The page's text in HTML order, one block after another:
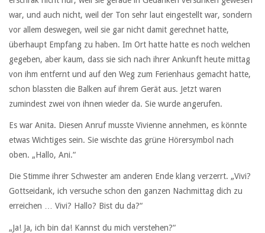
war, und auch nicht, weil der Ton sehr laut eingestellt war, sondern
vor allem deswegen, weil sie gar nicht damit gerechnet hatte,
überhaupt Empfang zu haben. Im Ort hatte hatte es noch welchen
gegeben, aber kaum, dass sie sich nach ihrer Ankunft heute mittag
von ihm entfernt und auf den Weg zum Ferienhaus gemacht hatte,
schon blassten die Balken auf ihrem Gerät aus. Jetzt waren
zumindest zwei von ihnen wieder da. Sie wurde angerufen.
Es war Anita. Diesen Anruf musste Vivienne annehmen, es könnte
etwas Wichtiges sein. Sie wischte das grüne Hörersymbol nach
oben. „Hallo, Ani.“
Die Stimme ihrer Schwester am anderen Ende klang verzerrt. „Vivi?
Gottseidank, ich versuche schon den ganzen Nachmittag dich zu
erreichen … Vivi? Hallo? Bist du da?“
„Ja! Ja, ich bin da! Kannst du mich verstehen?“